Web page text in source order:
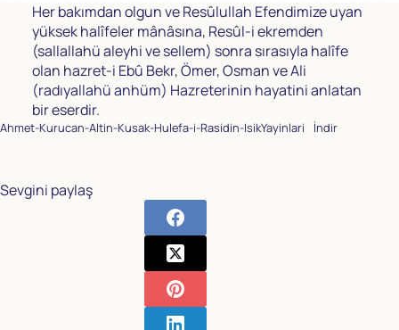
Her bakımdan olgun ve Resûlullah Efendimize uyan
yüksek halîfeler mânâsına, Resûl-i ekremden
(sallallahü aleyhi ve sellem) sonra sırasıyla halîfe
olan hazret-i Ebû Bekr, Ömer, Osman ve Ali
(radıyallahü anhüm) Hazreterinin hayatini anlatan
bir eserdir.
Ahmet-Kurucan-Altin-Kusak-Hulefa-i-Rasidin-IsikYayinlari İndir
Sevgini paylaş